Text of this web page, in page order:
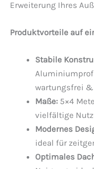
Erweiterung Ihres
Produktvorteile auf
Stabile
wartungsfrei
Maße: 5×4
vielfältige
Modernes
ideal für
Optimales